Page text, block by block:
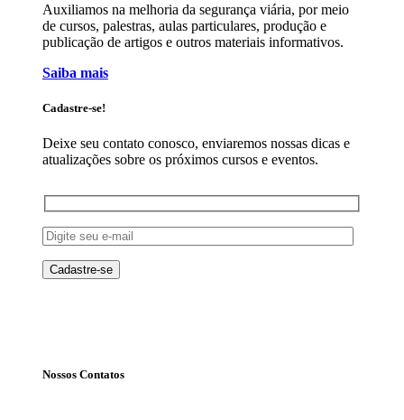
Auxiliamos na melhoria da segurança viária, por meio
de cursos, palestras, aulas particulares, produção e
publicação de artigos e outros materiais informativos.
Saiba mais
Cadastre-se!
Deixe seu contato conosco, enviaremos nossas dicas e
atualizações sobre os próximos cursos e eventos.
Nossos Contatos